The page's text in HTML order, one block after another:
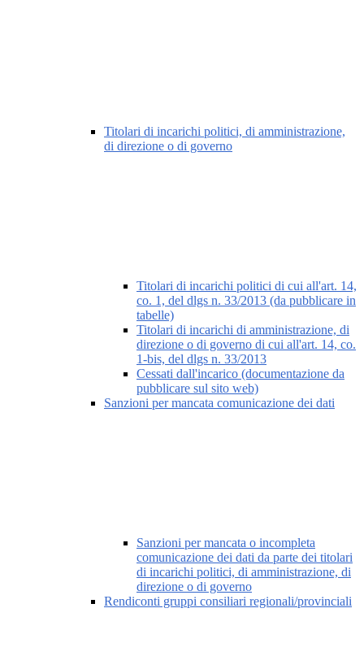
Titolari di incarichi politici, di amministrazione,
di direzione o di governo
Titolari di incarichi politici di cui all'art. 14,
co. 1, del dlgs n. 33/2013 (da pubblicare in
tabelle)
Titolari di incarichi di amministrazione, di
direzione o di governo di cui all'art. 14, co.
1-bis, del dlgs n. 33/2013
Cessati dall'incarico (documentazione da
pubblicare sul sito web)
Sanzioni per mancata comunicazione dei dati
Sanzioni per mancata o incompleta
comunicazione dei dati da parte dei titolari
di incarichi politici, di amministrazione, di
direzione o di governo
Rendiconti gruppi consiliari regionali/provinciali